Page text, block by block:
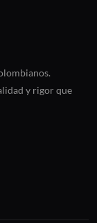
y rigor que